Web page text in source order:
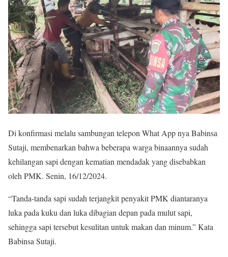
Di konfirmasi melalu sambungan telepon What App nya Babinsa
Sutaji, membenarkan bahwa beberapa warga binaannya sudah
kehilangan sapi dengan kematian mendadak yang disebabkan
oleh PMK. Senin, 16/12/2024.
“Tanda-tanda sapi sudah terjangkit penyakit PMK diantaranya
luka pada kuku dan luka dibagian depan pada mulut sapi,
sehingga sapi tersebut kesulitan untuk makan dan minum.” Kata
Babinsa Sutaji.